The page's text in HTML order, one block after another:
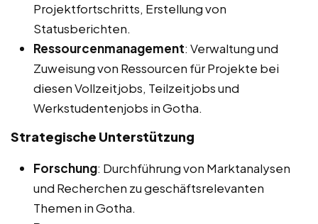
Projektfortschritts, Erstellung von
Statusberichten.
Ressourcenmanagement: Verwaltung und
Zuweisung von Ressourcen für Projekte bei
diesen Vollzeitjobs, Teilzeitjobs und
Werkstudentenjobs in Gotha.
Strategische Unterstützung
Forschung: Durchführung von Marktanalysen
und Recherchen zu geschäftsrelevanten
Themen in Gotha.